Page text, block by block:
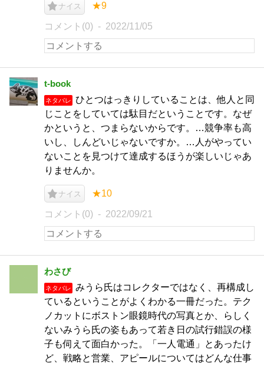
ナイス ★9
コメント(0) 2022/11/05
t-book
ネタバレ
ひとつはっきりしていることは、他人と同
じことをしていては駄目だということです。なぜ
かというと、つまらないからです。…競争率も高
いし、しんどいじゃないですか。…人がやってい
ないことを見つけて達成するほうが楽しいじゃあ
りませんか。
ナイス ★10
コメント(0) 2022/09/21
わさび
ネタバレ
みうら氏はコレクターではなく、再構成し
ているということがよくわかる一冊だった。テク
ノカットにボストン眼鏡時代の写真とか、らしく
ないみうら氏の姿もあって若き日の試行錯誤の様
子も伺えて面白かった。「一人電通」とあったけ
ど、戦略と営業、アピールについてはどんな仕事